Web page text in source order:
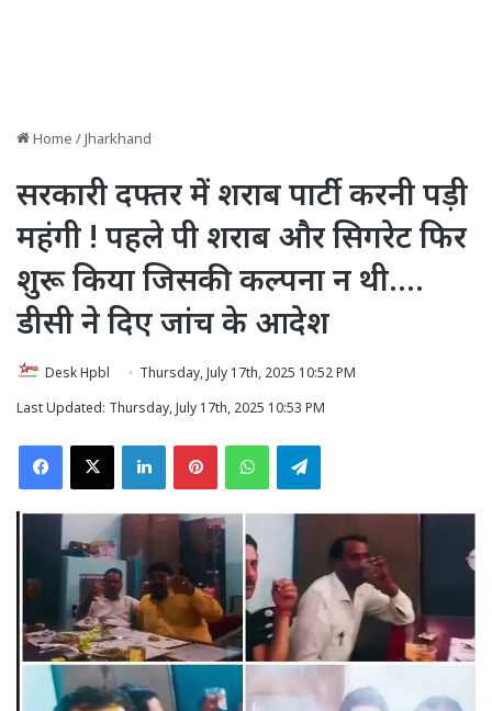
Home /Jharkhand
सरकारी दफ्तर में शराब पार्टी करनी पड़ी
महंगी ! पहले पी शराब और सिगरेट फिर
शुरू किया जिसकी कल्पना न थी….
डीसी ने दिए जांच के आदेश
Desk Hpbl
Thursday, July 17th, 2025 10:52 PM
Last Updated: Thursday, July 17th, 2025 10:53 PM
Facebook
X LinkedInPinterestWhatsAppTelegram